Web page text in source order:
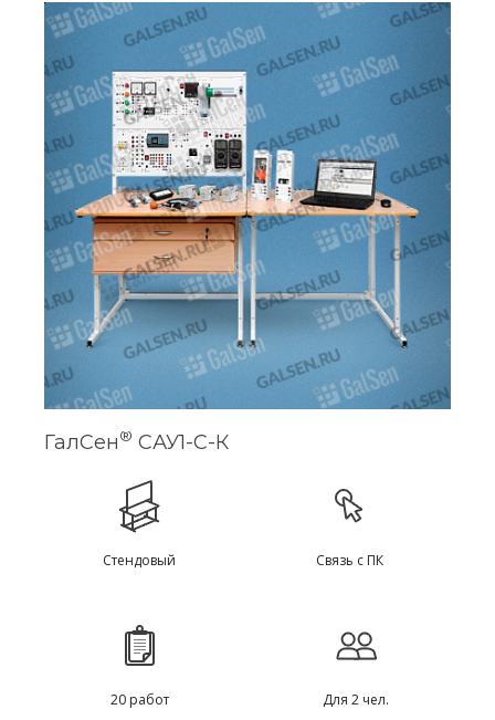
ГалСен® САУ1-С-К
Стендовый Связь с ПК
20 работ Для 2 чел.